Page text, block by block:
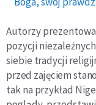
Autorzy
pozycji
siebie tradycji
przed zajęciem
tak na przykład